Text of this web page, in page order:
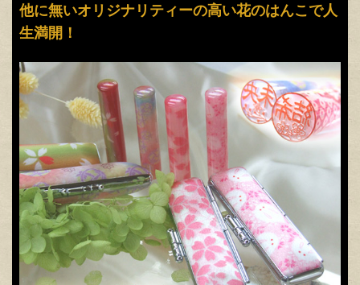
他に無いオリジナリティーの高い花のはんこで人
生満開！